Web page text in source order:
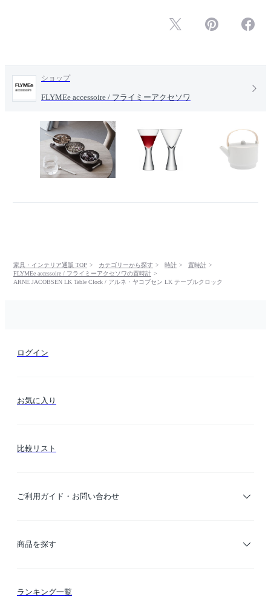
ショップ
FLYMEe accessoire / フライミーアクセソワ
家具・インテリア通販 TOP カテゴリーから探す 時計
置時計
FLYMEe accessoire / フライミーアクセソワの置時計
ARNE JACOBSEN LK Table Clock / アルネ・ヤコブセン LK テーブルクロック
ログイン
お気に入り
比較リスト
ご利用ガイド・お問い合わせ
ご利用ガイド
商品を探す
カテゴリー検索
ランキング一覧